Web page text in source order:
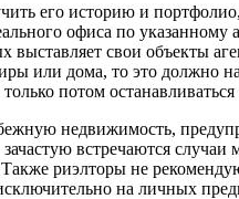
его историю и
офиса по
свои объекты
или дома, то это
потом
недвижимость,
встречаются
риэлторы не
на личных